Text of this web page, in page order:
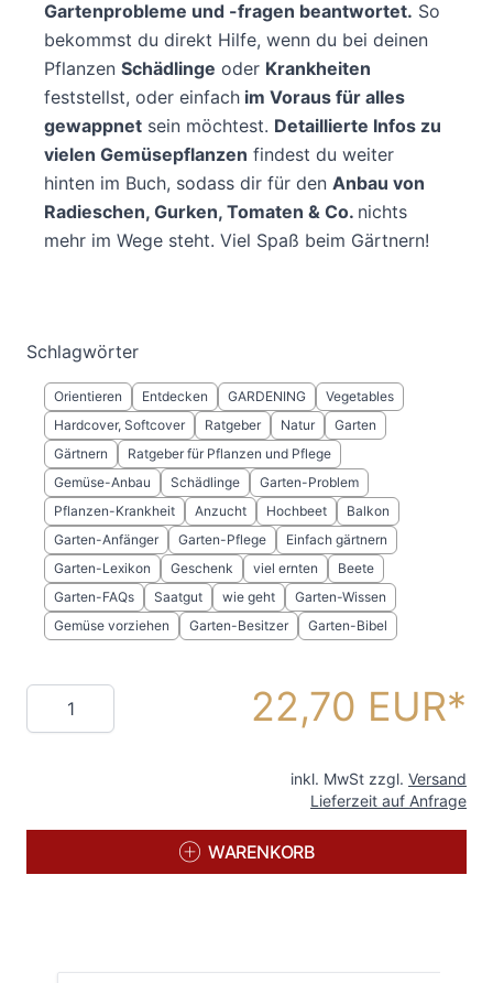
Gartenprobleme und -fragen beantwortet. So
bekommst du direkt Hilfe, wenn du bei deinen
Pflanzen Schädlinge oder Krankheiten
feststellst, oder einfach im Voraus für alles
gewappnet sein möchtest. Detaillierte Infos zu
vielen Gemüsepflanzen findest du weiter
hinten im Buch, sodass dir für den Anbau von
Radieschen, Gurken, Tomaten & Co. nichts
mehr im Wege steht. Viel Spaß beim Gärtnern!
Schlagwörter
Orientieren Entdecken GARDENING
Vegetables
Hardcover, Softcover
Ratgeber Natur
Garten
Gärtnern
Ratgeber für Pflanzen und Pflege
Gemüse-Anbau
Schädlinge
Garten-Problem
Pflanzen-Krankheit
Anzucht Hochbeet
Balkon
Garten-Anfänger
Garten-Pflege
Einfach gärtnern
Garten-Lexikon
Geschenk viel ernten
Beete
Garten-FAQs
Saatgut wie geht
Garten-Wissen
Gemüse vorziehen
Garten-Besitzer Garten-Bibel
Menge 22,70 EUR
inkl. MwSt zzgl. Versand
Lieferzeit auf Anfrage
WARENKORB